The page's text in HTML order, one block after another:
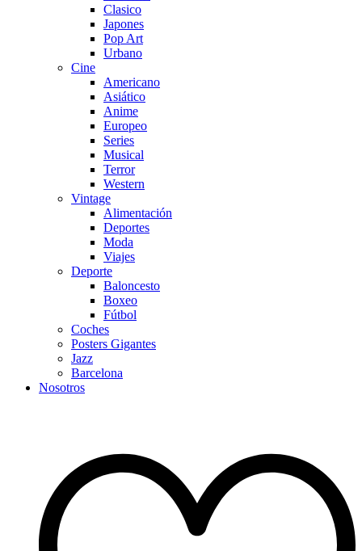
Clasico
Japones
Pop Art
Urbano
Cine
Americano
Asiático
Anime
Europeo
Series
Musical
Terror
Western
Vintage
Alimentación
Deportes
Moda
Viajes
Deporte
Baloncesto
Boxeo
Fútbol
Coches
Posters Gigantes
Jazz
Barcelona
Nosotros